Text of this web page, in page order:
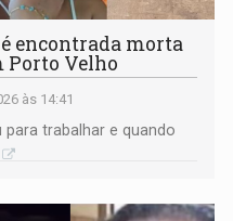
encontrada morta
Porto Velho
às 14:41
para trabalhar e quando